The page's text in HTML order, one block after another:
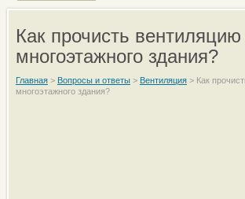
Как прочисть
многоэтажного здания?
Главная> Вопросы и ответы> Вентиляция> Как
многоэтажного здания?